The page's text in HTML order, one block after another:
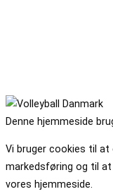
Denne hjemmeside
Vi bruger cookies til at
markedsføring og til at
vores hjemmeside.